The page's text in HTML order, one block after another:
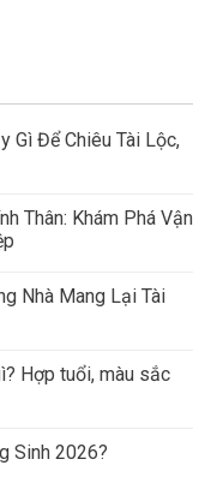
Gì Để Chiêu Tài Lộc,
Thân: Khám Phá Vận
Nhà Mang Lại Tài
Hợp tuổi, màu sắc
Sinh 2026?